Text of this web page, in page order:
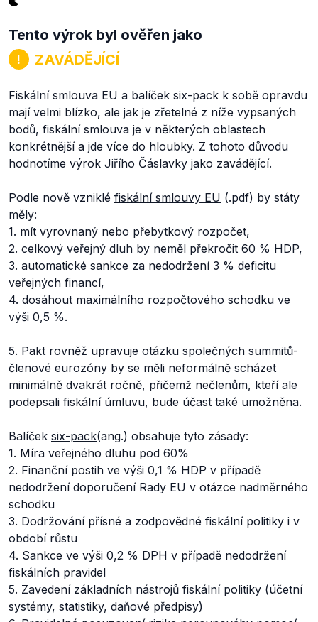
Tento výrok byl ověřen jako
ZAVÁDĚJÍCÍ
Fiskální smlouva EU a balíček six-pack k sobě opravdu
mají velmi blízko, ale jak je zřetelné z níže vypsaných
bodů, fiskální smlouva je v některých oblastech
konkrétnější a jde více do hloubky. Z tohoto důvodu
hodnotíme výrok Jiřího Čáslavky jako zavádějící.
Podle nově vzniklé fiskální smlouvy EU (.pdf) by státy
měly:
1. mít vyrovnaný nebo přebytkový rozpočet,
2. celkový veřejný dluh by neměl překročit 60 % HDP,
3. automatické sankce za nedodržení 3 % deficitu
veřejných financí,
4. dosáhout maximálního rozpočtového schodku ve
výši 0,5 %.
5. Pakt rovněž upravuje otázku společných summitů-
členové eurozóny by se měli neformálně scházet
minimálně dvakrát ročně, přičemž nečlenům, kteří ale
podepsali fiskální úmluvu, bude účast také umožněna.
Balíček six-pack(ang.) obsahuje tyto zásady:
1. Míra veřejného dluhu pod 60%
2. Finanční postih ve výši 0,1 % HDP v případě
nedodržení doporučení Rady EU v otázce nadměrného
schodku
3. Dodržování přísné a zodpovědné fiskální politiky i v
období růstu
4. Sankce ve výši 0,2 % DPH v případě nedodržení
fiskálních pravidel
5. Zavedení základních nástrojů fiskální politiky (účetní
systémy, statistiky, daňové předpisy)